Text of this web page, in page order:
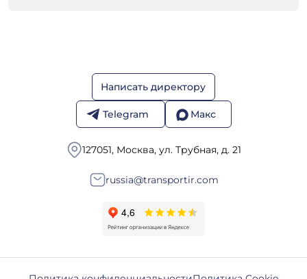
Написать директору
Telegram Макс
127051, Москва, ул. Трубная, д. 21
russia@transportir.com